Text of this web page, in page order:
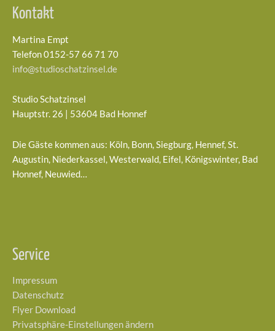
Kontakt
Martina Empt
Telefon 0152-57 66 71 70
info@studioschatzinsel.de
Studio Schatzinsel
Hauptstr. 26 | 53604 Bad Honnef
Die Gäste kommen aus: Köln, Bonn, Siegburg, Hennef, St.
Augustin, Niederkassel, Westerwald, Eifel, Königswinter, Bad
Honnef, Neuwied…
Service
Impressum
Datenschutz
Flyer Download
Privatsphäre-Einstellungen ändern